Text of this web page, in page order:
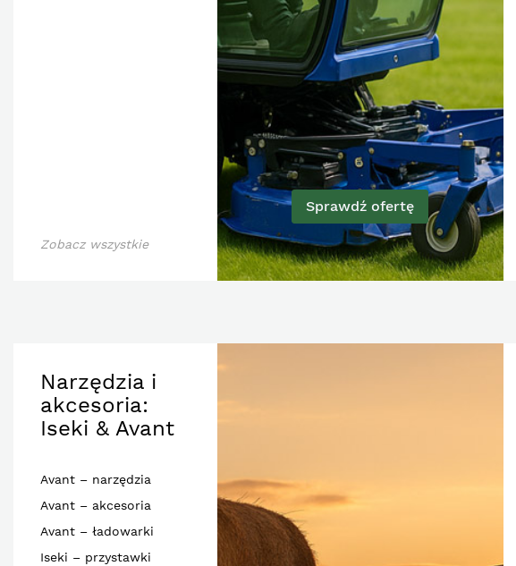
Zobacz wszystkie
Sprawdź ofertę
Narzędzia i
akcesoria:
Iseki & Avant
Avant – narzędzia
Avant – akcesoria
Avant – ładowarki
Iseki – przystawki